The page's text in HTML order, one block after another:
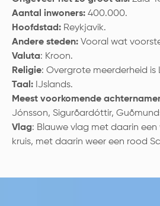
Aantal inwoners: 400.000.
Hoofdstad: Reykjavik.
Andere steden: Vooral wat
Valuta: Kroon.
Religie: Overgrote meerderheid is
Taal: IJslands.
Meest voorkomende
Jónsson, Sigurðardóttir,
Vlag: Blauwe vlag met daarin een
kruis, met daarin weer een rood